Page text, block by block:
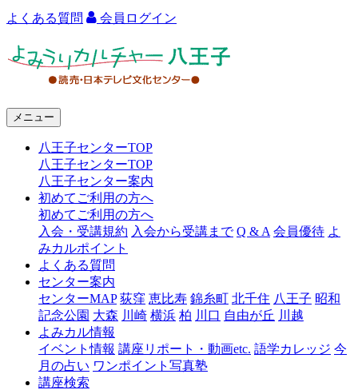
よくある質問 会員ログイン
ャ
王
メニュー
八王子センターTOP
八王子センターTOP
八王子センター案内
初めてご利用の方へ
初めてご利用の方へ
入会・受講規約 入会から受講まで Q & A 会員優待 よ
みカルポイント
よくある質問
センター案内
センターMAP 荻窪 恵比寿 錦糸町 北千住 八王子 昭和
記念公園 大森 川崎 横浜 柏 川口 自由が丘 川越
よみカル情報
イベント情報 講座リポート・動画etc. 語学カレッジ 今
月の占い ワンポイント写真塾
講座検索